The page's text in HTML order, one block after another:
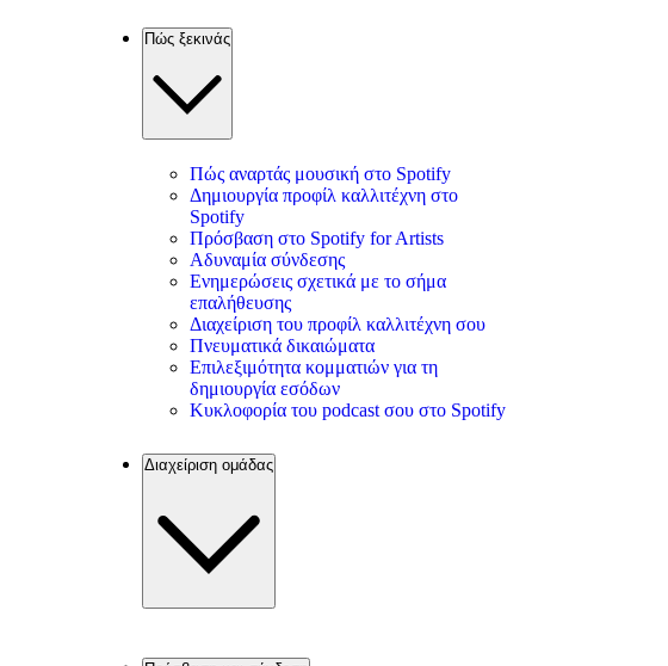
Πώς ξεκινάς
Πώς αναρτάς μουσική στο Spotify
Δημιουργία προφίλ καλλιτέχνη στο
Spotify
Πρόσβαση στο Spotify for Artists
Αδυναμία σύνδεσης
Ενημερώσεις σχετικά με το σήμα
επαλήθευσης
Διαχείριση του προφίλ καλλιτέχνη σου
Πνευματικά δικαιώματα
Επιλεξιμότητα κομματιών για τη
δημιουργία εσόδων
Κυκλοφορία του podcast σου στο Spotify
Διαχείριση ομάδας